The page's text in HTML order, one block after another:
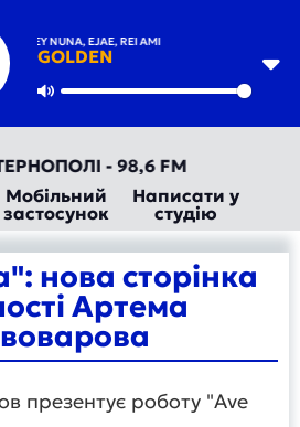
AUDREY NUNA, EJAE, REI AMI
GOLDEN
- 98,6 FM
Мобільний
застосунок
Написати у
студію
нова сторінка
Артема
презентує роботу "Ave